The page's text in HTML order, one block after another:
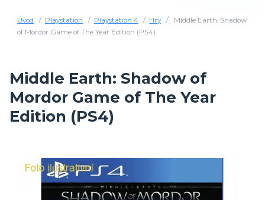
Úvod Playstation Playstation 4 Hry
Middle Earth: Shadow
of Mordor Game of The Year Edition (PS4)
Middle Earth: Shadow of
Mordor Game of The Year
Edition (PS4)